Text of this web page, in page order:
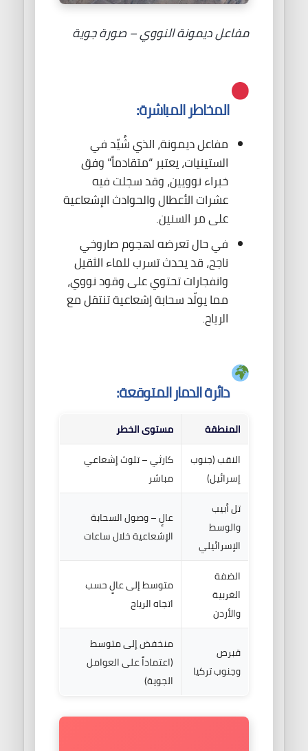
مفاعل ديمونة النووي – صورة جوية
المخاطر المباشرة:
مفاعل ديمونة، الذي شُيّد في
الستينيات، يعتبر “متقادماً” وفق
خبراء نوويين، وقد سجلت فيه
عشرات الأعطال والحوادث الإشعاعية
على مر السنين.
في حال تعرضه لهجوم صاروخي
ناجح، قد يحدث تسرب للماء الثقيل
وانفجارات تحتوي على وقود نووي،
مما يولّد سحابة إشعاعية تنتقل مع
الرياح.
دائرة الدمار المتوقعة:
المنطقة
مستوى الخطر
النقب (جنوب
إسرائيل)
كارثي – تلوث إشعاعي
مباشر
تل أبيب
والوسط
الإسرائيلي
عالٍ – وصول السحابة
الإشعاعية خلال ساعات
الضفة
الغربية
والأردن
متوسط إلى عالٍ حسب
اتجاه الرياح
قبرص
وجنوب تركيا
منخفض إلى متوسط
(اعتماداً على العوامل
الجوية)